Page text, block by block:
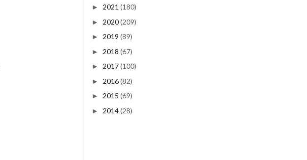
► 2021 (180)
► 2020(209)
► 2019 (89)
► 2018 (67)
► 2017(100)
► 2016(82)
► 2015 (69)
► 2014(28)